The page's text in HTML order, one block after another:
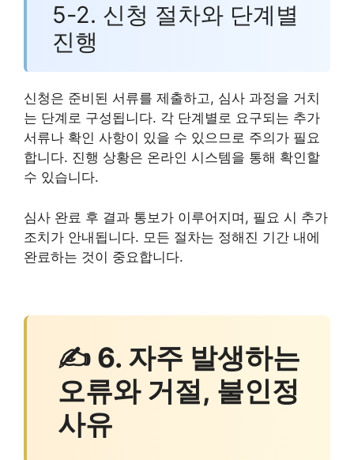
5-2. 신청 절차와 단계별
진행
신청은 준비된 서류를 제출하고, 심사 과정을 거치
는 단계로 구성됩니다. 각 단계별로 요구되는 추가
서류나 확인 사항이 있을 수 있으므로 주의가 필요
합니다. 진행 상황은 온라인 시스템을 통해 확인할
수 있습니다.
심사 완료 후 결과 통보가 이루어지며, 필요 시 추가
조치가 안내됩니다. 모든 절차는 정해진 기간 내에
완료하는 것이 중요합니다.
✍ 6. 자주 발생하는
오류와 거절, 불인정
사유